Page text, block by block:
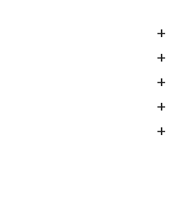
+
+
+
+
+